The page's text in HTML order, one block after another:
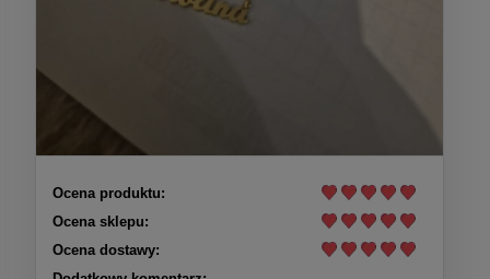
Ocena produktu:
Ocena sklepu:
Ocena dostawy: